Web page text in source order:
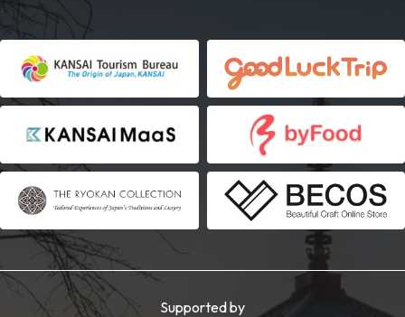
Supported by